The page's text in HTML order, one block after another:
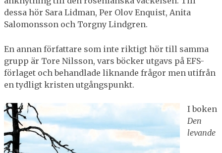
dessa hör Sara Lidman, Per Olov Enquist, Anita
Salomonsson och Torgny Lindgren.
En annan författare som inte riktigt hör till samma
grupp är Tore Nilsson, vars böcker utgavs på EFS-
förlaget och behandlade liknande frågor men utifrån
en tydligt kristen utgångspunkt.
I boken
Den
levande